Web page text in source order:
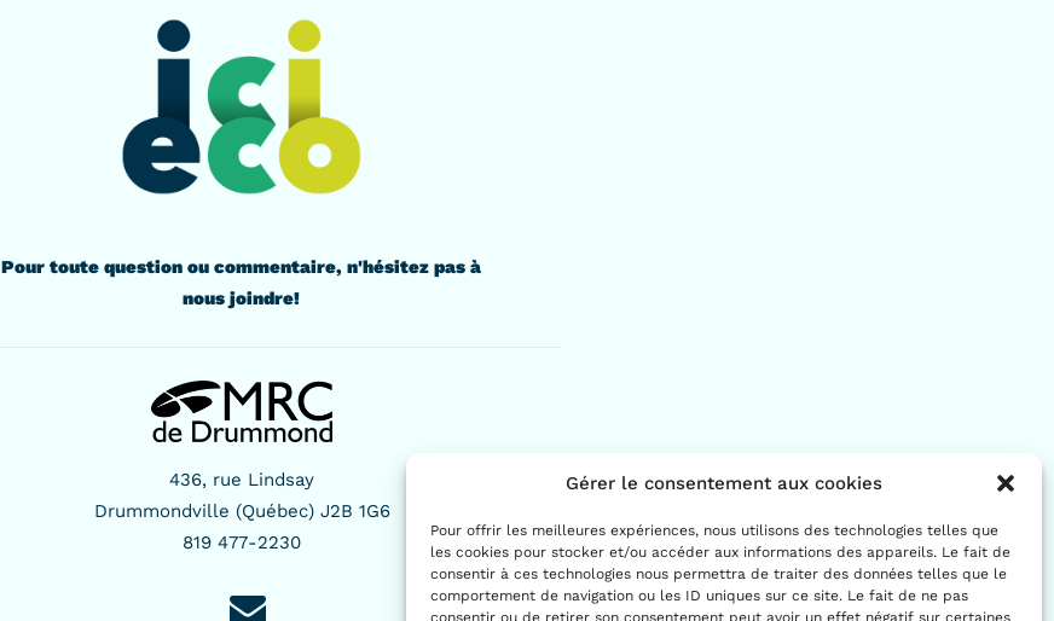
Gérer le consentement aux cookies
Pour offrir les meilleures expériences, nous utilisons des technologies telles que
les cookies pour stocker et/ou accéder aux informations des appareils. Le fait de
consentir à ces technologies nous permettra de traiter des données telles que le
comportement de navigation ou les ID uniques sur ce site. Le fait de ne pas
consentir ou de retirer son consentement peut avoir un effet négatif sur certaines
Pour toute question ou commentaire, n'hésitez pas à
nous joindre!
436, rue Lindsay
Drummondville (Québec) J2B 1G6
819 477-2230